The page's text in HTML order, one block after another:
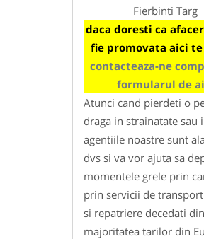
Fierbinti Targ
daca doresti ca
fie promovata aici
contacteaza-ne
formularul de
Atunci cand pierdeti o
draga in strainatate sau
agentiile noastre sunt
dvs si va vor ajuta sa
momentele grele prin
prin servicii de
si repatriere decedati din
majoritatea tarilor din